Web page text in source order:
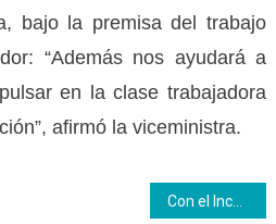
bajo la premisa del trabajo
“Además nos ayudará a
en la clase trabajadora
afirmó la viceministra.
Con el Inces bachilleres productivos egresan para insertarse al campo laboral